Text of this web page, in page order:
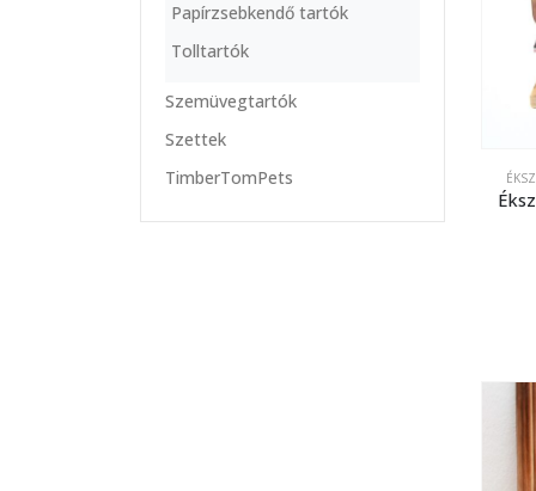
Papírzsebkendő tartók
Tolltartók
Szemüvegtartók
Szettek
TimberTomPets